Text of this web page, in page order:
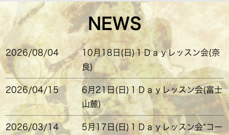
NEWS
2026/08/04
10月18日(日)１Ｄａｙレッスン会(奈
良)
2026/04/15
6月21日(日)１Ｄａｙレッスン会(富士
山麓)
2026/03/14
5月17日(日)１Ｄａｙレッスン会“コー